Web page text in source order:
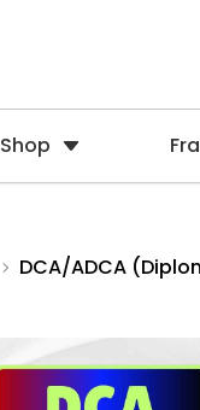
Shop
DCA/ADCA